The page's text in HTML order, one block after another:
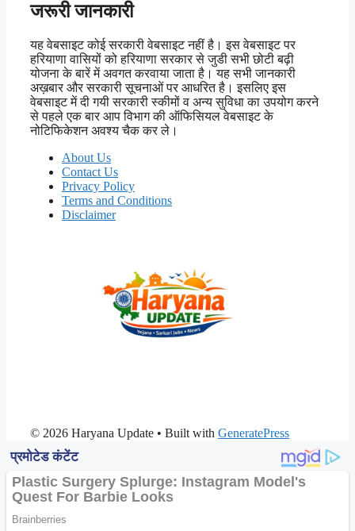
जरूरी जानकारी
यह वेबसाइट कोई सरकारी वेबसाइट नहीं है। इस वेबसाइट पर
हरियाणा वासियों को हरियाणा सरकार से जुडी सभी छोटी बढ़ी
योजना के बारें में अवगत करवाया जाता है। यह सभी जानकारी
अख़बार और सरकारी सूचनाओं पर आधरित है। इसलिए इस
वेबसाइट में दी गयी सरकारी स्कीमों व अन्य सुविधा का उपयोग करने
से पहले एक बार आप विभाग की ऑफिसियल वेबसाइट के
नोटिफिकेशन अवश्य चैक कर ले।
About Us
Contact Us
Privacy Policy
Terms and Conditions
Disclaimer
© 2026 Haryana Update • Built with GeneratePress